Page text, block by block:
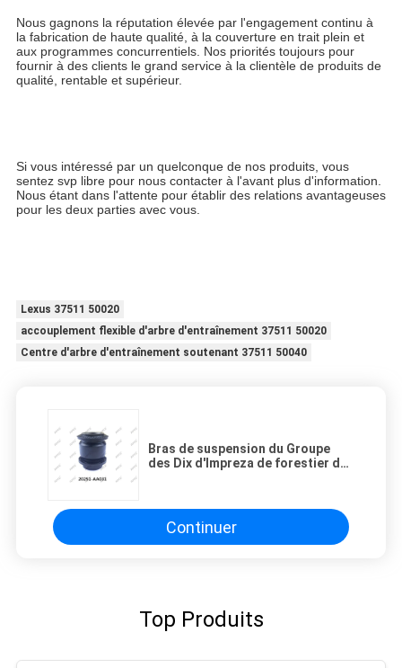
Nous gagnons la réputation élevée par l'engagement continu à
la fabrication de haute qualité, à la couverture en trait plein et
aux programmes concurrentiels. Nos priorités toujours pour
fournir à des clients le grand service à la clientèle de produits de
qualité, rentable et supérieur.
Si vous intéressé par un quelconque de nos produits, vous
sentez svp libre pour nous contacter à l'avant plus d'information.
Nous étant dans l'attente pour établir des relations avantageuses
pour les deux parties avec vous.
Lexus 37511 50020
accouplement flexible d'arbre d'entraînement 37511 50020
Centre d'arbre d'entraînement soutenant 37511 50040
Bras de suspension du Groupe
des Dix d'Impreza de forestier de
Continuer
Top Produits